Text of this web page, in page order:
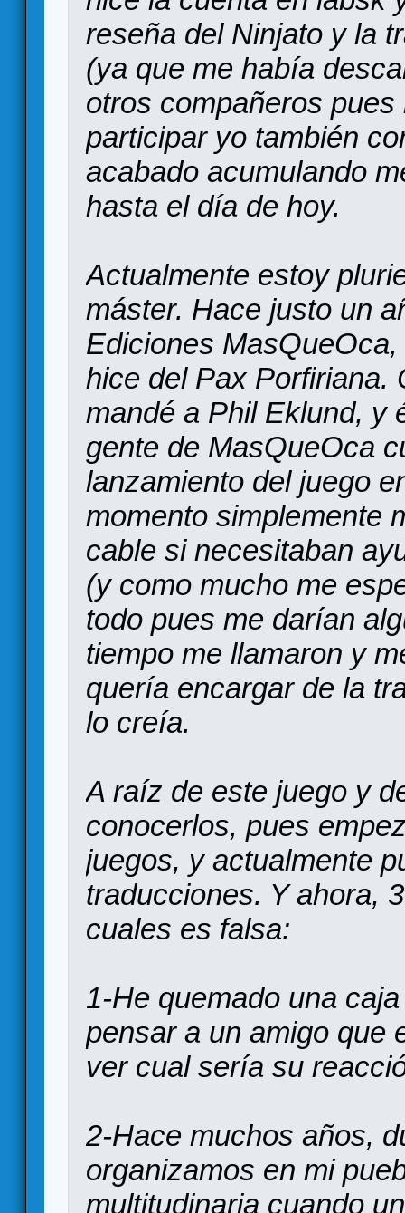
reseña del Ninjato y la
(ya que me había
otros compañeros
participar yo también
acabado acumulando
hasta el día de hoy.
Actualmente estoy
máster. Hace justo un
Ediciones
hice del Pax Porfiriana.
mandé a Phil Eklund, y
gente de MasQueOca
lanzamiento del juego
momento simplemente
cable si necesitaban
(y como mucho me
todo pues me darían
tiempo me llamaron y
quería encargar de la
lo creía.
A raíz de este juego y
conocerlos, pues
juegos, y actualmente
traducciones. Y ahora,
cuales es falsa:
1-He quemado una
pensar a un amigo que
ver cual sería su
2-Hace muchos años,
organizamos en mi
multitudinaria cuando